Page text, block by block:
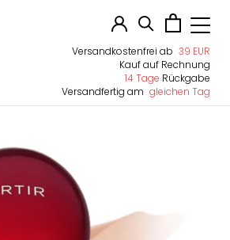
Versandkostenfrei ab 39 EUR
Kauf auf Rechnung
14 Tage Rückgabe
Versandfertig am gleichen Tag